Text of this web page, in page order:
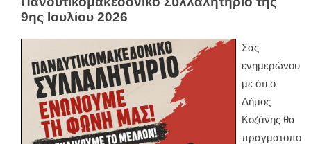
9ης Ιουλίου 2026
Σας
ενημερώνου
με ότι ο
Δήμος
Κοζάνης θα
πραγματοπο